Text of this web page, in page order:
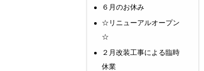
６月のお休み
☆リニューアルオープン
☆
２月改装工事による臨時
休業